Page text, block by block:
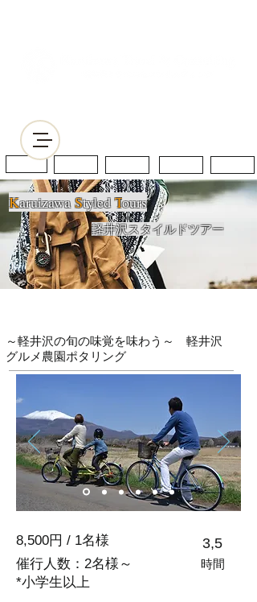
Home
KaruizawaStyledTours
軽井沢スタイルドツアー
～軽井沢の旬の味覚を味わう～ 軽井沢
グルメ農園ポタリング
8,500円 / 1名様 3,5
​時間
催行人数：2名様～
*小学生以上